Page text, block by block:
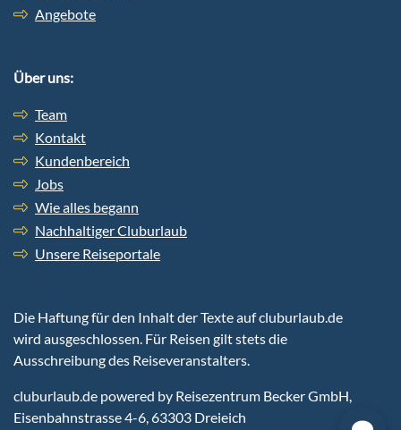
Angebote
Über uns:
Team
Kontakt
Kundenbereich
Jobs
Wie alles begann
Nachhaltiger Cluburlaub
Unsere Reiseportale
Die Haftung für den Inhalt der Texte auf cluburlaub.de
wird ausgeschlossen. Für Reisen gilt stets die
Ausschreibung des Reiseveranstalters.
cluburlaub.de powered by Reisezentrum Becker GmbH,
Eisenbahnstrasse 4-6, 63303 Dreieich